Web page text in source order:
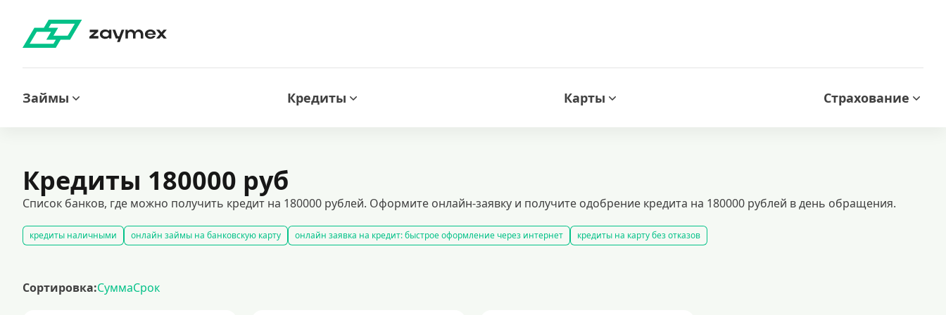
Займы Кредиты Карты Страхование
Кредиты 180000 руб
Список банков, где можно получить кредит на 180000 рублей. Оформите онлайн-заявку и получите одобрение кредита на 180000 рублей в день обращения.
кредиты наличными онлайн займы на банковскую карту онлайн заявка на кредит: быстрое оформление через интернет
кредиты на карту без отказов
лучшие предложения по кредитам с минимальными процентными ставками и гибкими условиями. выгодные займы для любых целей с быстрым одобрением и низкими переплатами.
Сортировка:СуммаСрок